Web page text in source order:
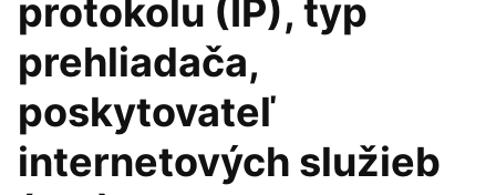
protokolu (IP), typ
prehliadača,
poskytovateľ
internetových služieb